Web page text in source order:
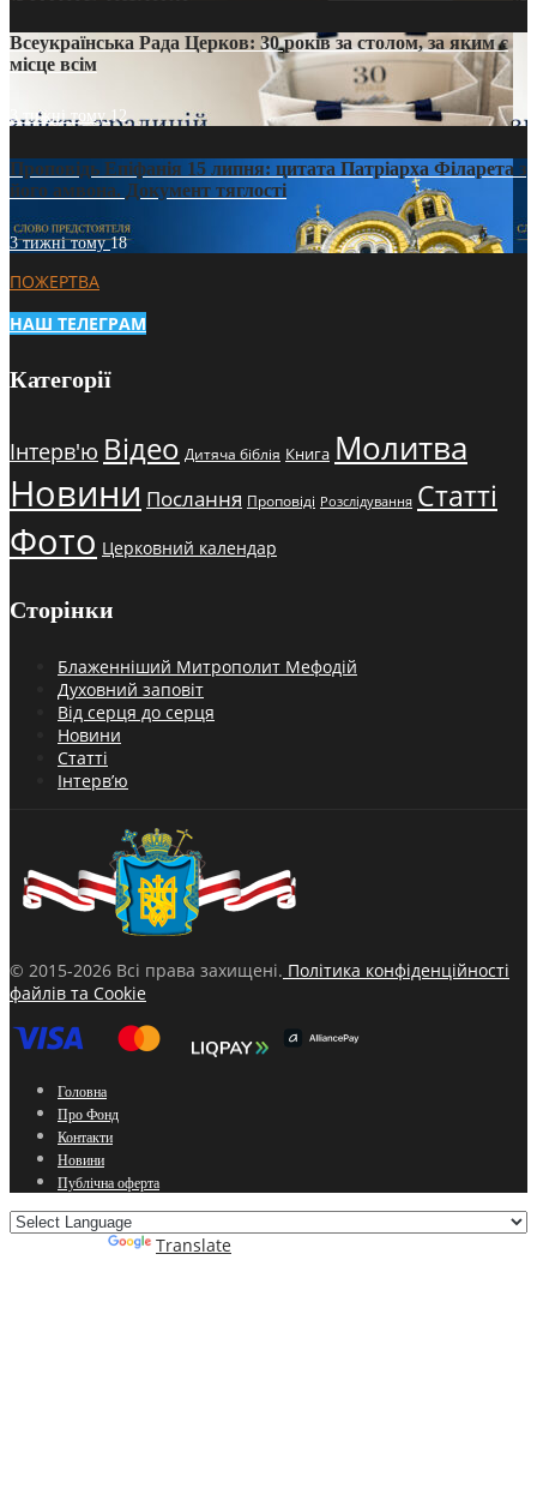
Всеукраїнська Рада Церков: 30 років за столом, за яким є
місце всім
3 тижні тому12
Проповідь Епіфанія 15 липня: цитата Патріарха Філарета з
його амвона. Документ тяглості
3 тижні тому18
ПОЖЕРТВА
НАШ ТЕЛЕГРАМ
Категорії
Інтерв'ю Відео Дитяча біблія Книга Молитва
Новини Послання Проповіді Розслідування Статті
Фото Церковний календар
Сторінки
Блаженніший Митрополит Мефодій
Духовний заповіт
Від серця до серця
Новини
Статті
Інтерв’ю
© 2015-2026 Всі права захищені. Політика конфіденційності
файлів та Cookie
Головна
Про Фонд
Контакти
Новини
Публічна оферта
Translate